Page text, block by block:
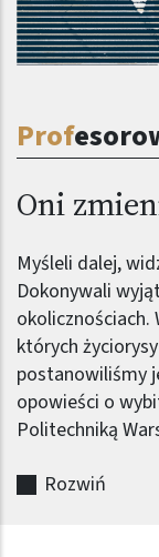
Prof
Oni
Myśleli dalej,
Dokonywali
okolicznościach.
których
postanowiliśmy
opowieści o
Politechniką
Rozwiń